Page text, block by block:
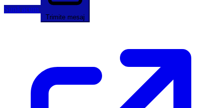
Sună acum
Trimite mesaj